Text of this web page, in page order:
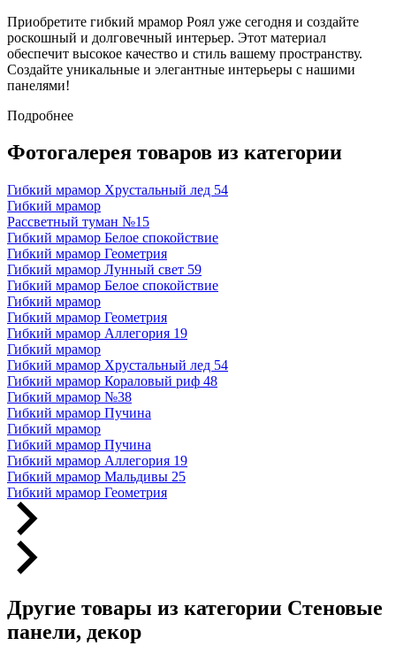
Приобретите гибкий мрамор Роял уже сегодня и создайте
роскошный и долговечный интерьер. Этот материал
обеспечит высокое качество и стиль вашему пространству.
Создайте уникальные и элегантные интерьеры с нашими
панелями!
Подробнее
Фотогалерея товаров из категории
Гибкий мрамор Хрустальный лед 54
Гибкий мрамор
Рассветный туман №15
Гибкий мрамор Белое спокойствие
Гибкий мрамор Геометрия
Гибкий мрамор Лунный свет 59
Гибкий мрамор Белое спокойствие
Гибкий мрамор
Гибкий мрамор Геометрия
Гибкий мрамор Аллегория 19
Гибкий мрамор
Гибкий мрамор Хрустальный лед 54
Гибкий мрамор Кораловый риф 48
Гибкий мрамор №38
Гибкий мрамор Пучина
Гибкий мрамор
Гибкий мрамор Пучина
Гибкий мрамор Аллегория 19
Гибкий мрамор Мальдивы 25
Гибкий мрамор Геометрия
Другие товары из категории Стеновые
панели, декор